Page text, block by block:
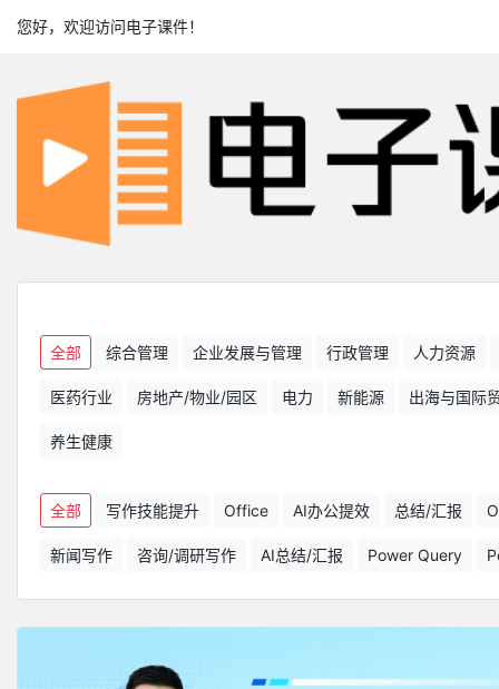
您好，欢迎访问电子课件！
全部 综合管理 企业发展与管理 行政管理 人力资源
医药行业 房地产/物业/园区 电力 新能源 出海与国际
养生健康
全部 写作技能提升 Office AI办公提效 总结/汇报
新闻写作 咨询/调研写作 AI总结/汇报 Power Query